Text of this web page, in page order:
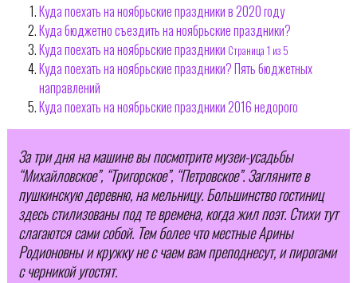
Куда поехать на ноябрьские праздники в 2020 году
Куда бюджетно съездить на ноябрьские праздники?
Куда поехать на ноябрьские праздники Страница 1 из 5
Куда поехать на ноябрьские праздники? Пять бюджетных
направлений
Куда поехать на ноябрьские праздники 2016 недорого
За три дня на машине вы посмотрите музеи-усадьбы
“Михайловское”, “Тригорское”, “Петровское”. Загляните в
пушкинскую деревню, на мельницу. Большинство гостиниц
здесь стилизованы под те времена, когда жил поэт. Стихи тут
слагаются сами собой. Тем более что местные Арины
Родионовны и кружку не с чаем вам преподнесут, и пирогами
с черникой угостят.